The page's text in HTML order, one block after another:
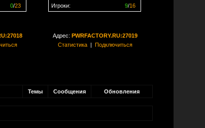
0/23 9/16
Игроки:
Адрес: PWRFACTORY.RU:27019
Статистика| Подключиться
Темы Сообщения Обновления